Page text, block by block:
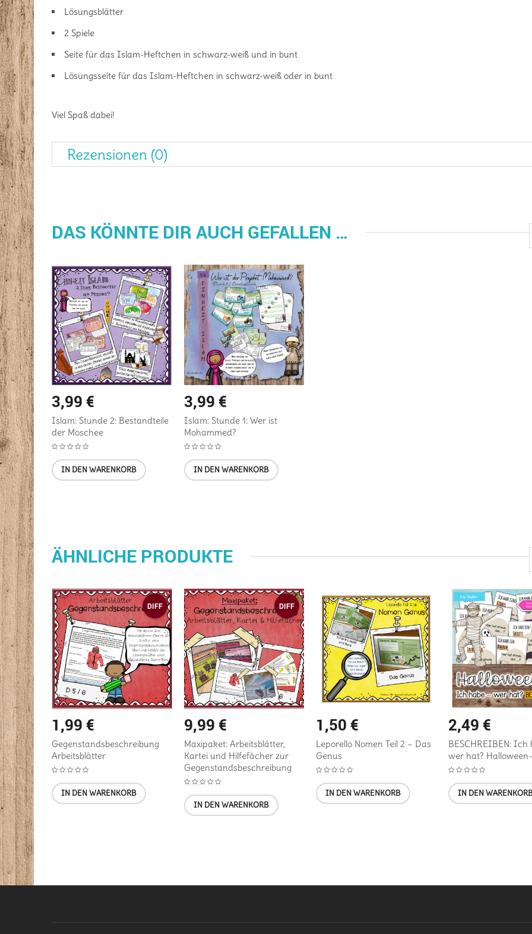
Lösungsblätter
2 Spiele
Seite für das Islam-Heftchen in schwarz-weiß und in bunt
Lösungsseite für das Islam-Heftchen in schwarz-weiß oder in bunt
Viel Spaß dabei!
Rezensionen (0)
DAS KÖNNTE DIR AUCH GEFALLEN …
3,99 €
Islam: Stunde 2: Bestandteile
der Moschee
IN DEN WARENKORB
3,99 €
Islam: Stunde 1: Wer ist
Mohammed?
IN DEN WARENKORB
ÄHNLICHE PRODUKTE
DIFF
und
DIFF
1,99 €
Gegenstandsbeschreibung
Arbeitsblätter
IN DEN WARENKORB
DIFF
9,99 €
Maxipaket: Arbeitsblätter,
Kartei und Hilfefächer zur
Gegenstandsbeschreibung
IN DEN WARENKORB
1,50 €
Leporello Nomen Teil 2 – Das
Genus
IN DEN WARENKORB
2,49 €
BESCHREIBEN: Ich
wer hat?
IN DEN